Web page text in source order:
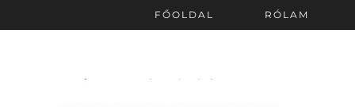
FŐOLDAL RÓLAM